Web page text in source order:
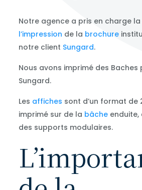
Notre agence a pris en charge
l’impression de la brochure
notre client Sungard.
Nous avons imprimé des
Sungard.
Les affiches sont d’un format de
imprimé sur de la bâcheenduite,
des supports modulaires.